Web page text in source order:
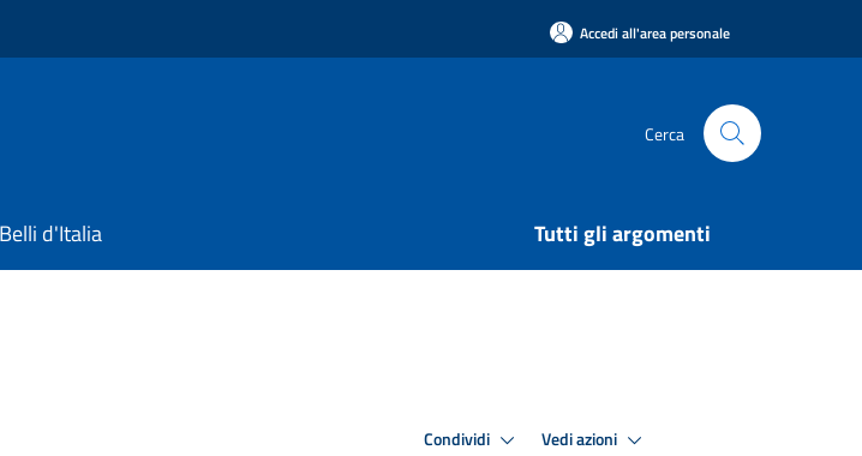
Accedi all'area personale
Cerca
d'Italia Tutti gli argomenti
Condividi Vedi azioni